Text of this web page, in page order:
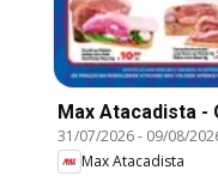
Max Atacadista -
31/07/2026- 09/08/
Max Atacadista